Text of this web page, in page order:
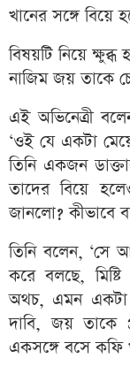
খানের সঙ্গে বিয়ে
বিষয়টি নিয়ে ক্ষুব্ধ
নাজিম জয় তাকে
এই অভিনেত্রী
‘ওই যে একটা
তিনি একজন
তাদের বিয়ে
জানলো? কীভাবে
তিনি বলেন, ‘সে
করে বলছে,
অথচ, এমন একটা
দাবি, জয় তাকে
একসঙ্গে বসে কফি